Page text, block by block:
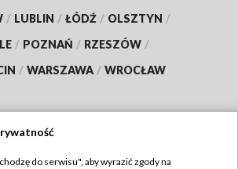
/ LUBLIN / ŁÓDŹ / OLSZTYN /
/ POZNAŃ / RZESZÓW /
/ WARSZAWA / WROCŁAW
do serwisu", aby wyrazić zgody na